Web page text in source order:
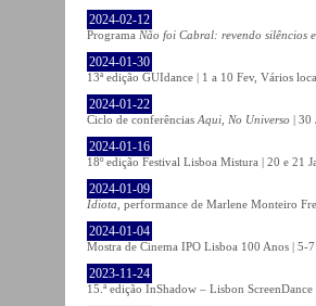
2024-02-12
Programa Não foi Cabral: revendo silêncios e
2024-01-30
13ª edição GUIdance | 1 a 10 Fev, Vários
2024-01-22
Ciclo de conferências Aqui, No Universo | 30
2024-01-16
18º edição Festival Lisboa Mistura | 20 e 21
2024-01-09
Idiota , performance de Marlene Monteiro
2024-01-04
Mostra de Cinema IPO Lisboa 100 Anos | 5-
2023-11-24
15.ª edição InShadow – Lisbon